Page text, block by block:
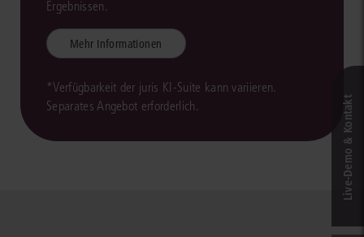
Ergebnissen.
Mehr Informationen
*Verfügbarkeit der juris KI-Suite kann variieren.
Separates Angebot erforderlich.
Live‑Demo & Kontakt